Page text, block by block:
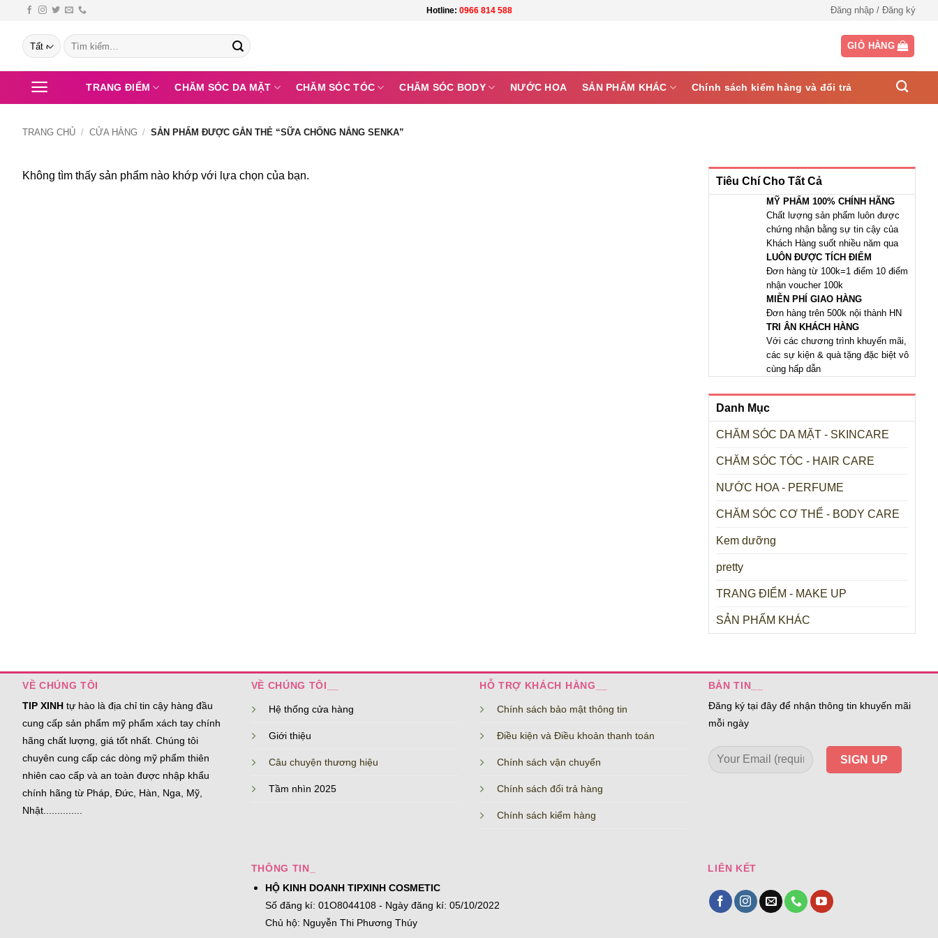
Hotline: 0966 814 588 Đăng nhập / Đăng ký
Tìm
kiếm:
GIỎ HÀNG
TRANG ĐIỂM CHĂM SÓC DA MẶT CHĂM SÓC TÓC CHĂM SÓC BODY NƯỚC HOA SẢN PHẨM KHÁC Chính sách kiểm hàng và đổi trả
TRANG CHỦ / CỬA HÀNG / SẢN PHẨM ĐƯỢC GẮN THẺ “SỮA CHỐNG NẮNG SENKA”
Không tìm thấy sản phẩm nào khớp với lựa chọn của bạn. Tiêu Chí Cho Tất Cả
MỸ PHẨM 100% CHÍNH HÃNG
Chất lượng sản phẩm luôn được
chứng nhận bằng sự tin cậy của
Khách Hàng suốt nhiều năm qua
LUÔN ĐƯỢC TÍCH ĐIỂM
Đơn hàng từ 100k=1 điểm 10 điểm
nhận voucher 100k
MIỄN PHÍ GIAO HÀNG
Đơn hàng trên 500k nội thành HN
TRI ÂN KHÁCH HÀNG
Với các chương trình khuyến mãi,
các sự kiện & quà tặng đặc biệt vô
cùng hấp dẫn
Danh Mục
CHĂM SÓC DA MẶT - SKINCARE
CHĂM SÓC TÓC - HAIR CARE
NƯỚC HOA - PERFUME
CHĂM SÓC CƠ THỂ - BODY CARE
Kem dưỡng
pretty
TRANG ĐIỂM - MAKE UP
SẢN PHẨM KHÁC
VỀ CHÚNG TÔI
TIP XINH tự hào là địa chỉ tin cậy hàng đầu
cung cấp sản phẩm mỹ phẩm xách tay chính
hãng chất lượng, giá tốt nhất. Chúng tôi
chuyên cung cấp các dòng mỹ phẩm thiên
nhiên cao cấp và an toàn được nhập khẩu
chính hãng từ Pháp, Đức, Hàn, Nga, Mỹ,
Nhật..............
VỀ CHÚNG TÔI__
Hệ thống cửa hàng
Giới thiệu
Câu chuyện thương hiệu
Tầm nhìn 2025
HỖ TRỢ KHÁCH HÀNG__
Chính sách bảo mật thông tin
Điều kiện và Điều khoản thanh toán
Chính sách vận chuyển
Chính sách đổi trả hàng
Chính sách kiểm hàng
BẢN TIN__
Đăng ký tại đây để nhận thông tin khuyến mãi
mỗi ngày
THÔNG TIN_
HỘ KINH DOANH TIPXINH COSMETIC
Số đăng kí: 01O8044108 - Ngày đăng kí: 05/10/2022
Chủ hộ: Nguyễn Thi Phương Thúy
LIÊN KẾT